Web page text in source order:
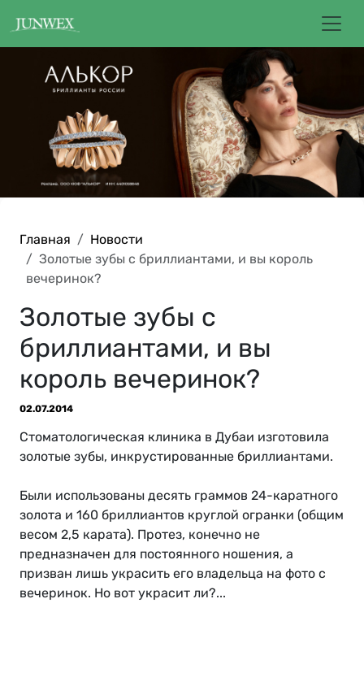
Главная
Новости
Золотые зубы с бриллиантами, и вы король
вечеринок?
Золотые зубы с
бриллиантами, и вы
король вечеринок?
02.07.2014
Cтоматологическая клиника в Дубаи изготовила
золотые зубы, инкрустированные бриллиантами.
Были использованы десять граммов 24-каратного
золота и 160 бриллиантов круглой огранки (общим
весом 2,5 карата). Протез, конечно не
предназначен для постоянного ношения, а
призван лишь украсить его владельца на фото с
вечеринок. Но вот украсит ли?...